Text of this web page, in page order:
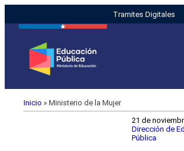
Tramites Digitales
Inicio » Ministerio de la Mujer
21 de
Dirección de
Pública